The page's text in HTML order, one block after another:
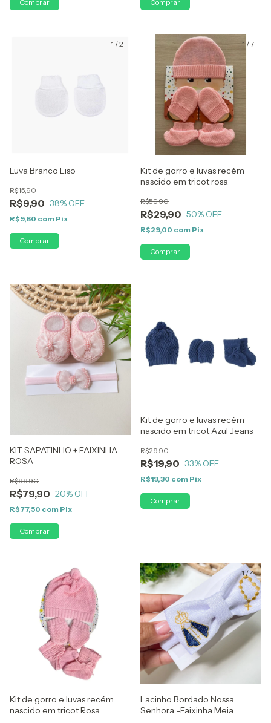
1 /2
Luva Branco Liso
R$9,90
R$15,90
38% OFF
R$9,60 com Pix
1 /7
Kit de gorro e luvas recém
nascido em tricot rosa
R$29,90
R$59,90
50% OFF
R$29,00 com Pix
1/2
KIT SAPATINHO + FAIXINHA
ROSA
R$79,90
R$99,90
20% OFF
R$77,50 com Pix
Kit de gorro e luvas recém
nascido em tricot Azul Jeans
R$19,90
R$29,90
33% OFF
R$19,30 com Pix
Kit de gorro e luvas recém
nascido em tricot Rosa
1/4
Lacinho Bordado Nossa
Senhora -Faixinha Meia